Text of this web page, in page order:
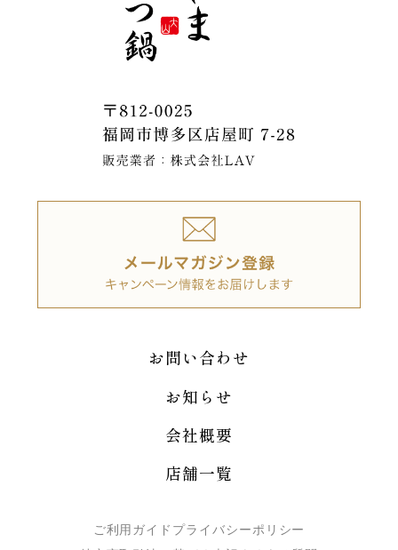
お問い合わせ
お知らせ
会社概要
店舗一覧
ご利用ガイド プライバシーポリシー